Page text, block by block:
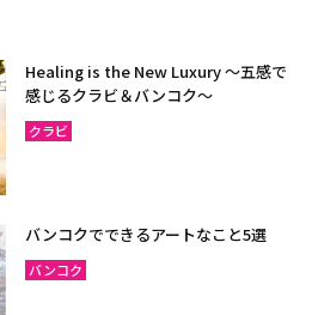
Healing is the New Luxury ～五感で
感じるクラビ＆バンコク～
クラビ
バンコクでできるアートなこと5選
バンコク